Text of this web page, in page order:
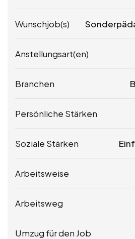
Wunschjob(s)
Anstellungsart(en)
Branchen
Persönliche Stärken
Soziale Stärken
Arbeitsweise
Arbeitsweg
Umzug für den Job